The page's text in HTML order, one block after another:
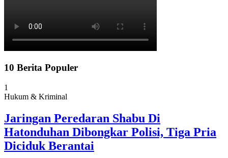
10 Berita Populer
1
Hukum & Kriminal
Jaringan Peredaran Shabu Di
Hatonduhan Dibongkar Polisi, Tiga Pria
Diciduk Berantai